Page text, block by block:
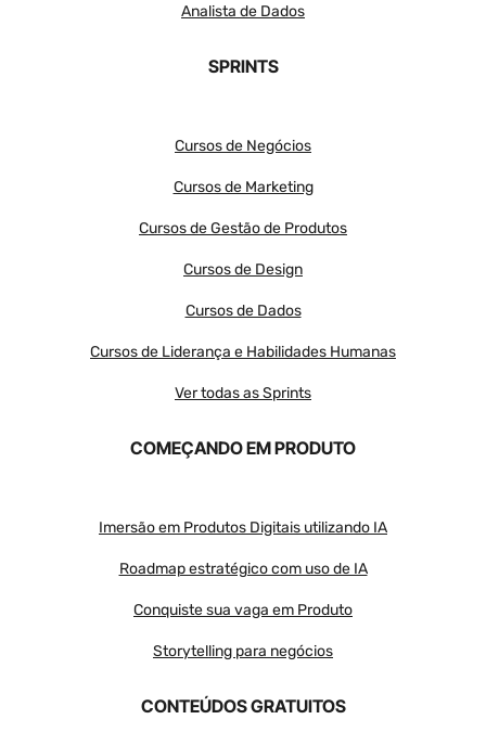
Analista de Dados
SPRINTS
Cursos de Negócios
Cursos de Marketing
Cursos de Gestão de Produtos
Cursos de Design
Cursos de Dados
Cursos de Liderança e Habilidades Humanas
Ver todas as Sprints
COMEÇANDO EM PRODUTO
Imersão em Produtos Digitais utilizando IA
Roadmap estratégico com uso de IA
Conquiste sua vaga em Produto
Storytelling para negócios
CONTEÚDOS GRATUITOS